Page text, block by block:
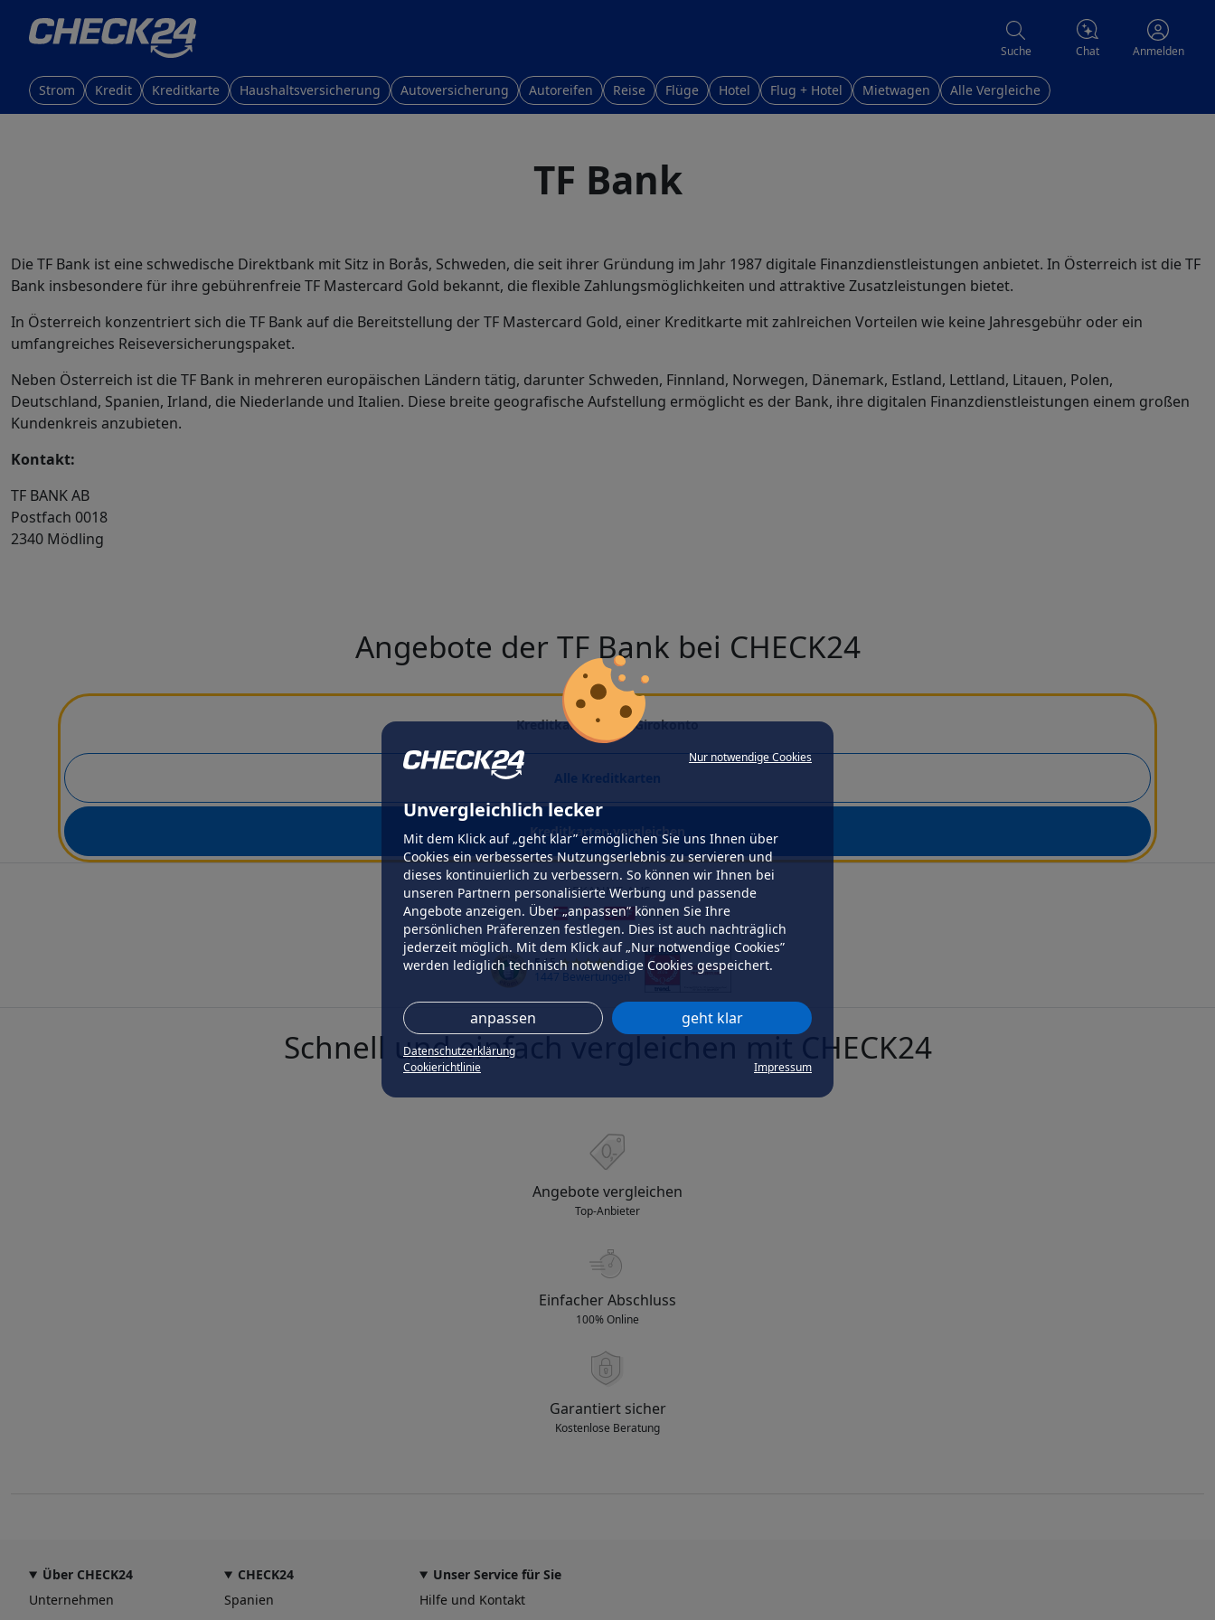
Nur notwendige Cookies
Unvergleichlich lecker
Mit dem Klick auf „geht klar” ermöglichen Sie uns Ihnen über
Cookies ein verbessertes Nutzungserlebnis zu servieren und
dieses kontinuierlich zu verbessern. So können wir Ihnen bei
unseren Partnern personalisierte Werbung und passende
Angebote anzeigen. Über „anpassen” können Sie Ihre
persönlichen Präferenzen festlegen. Dies ist auch nachträglich
jederzeit möglich. Mit dem Klick auf „Nur notwendige Cookies”
werden lediglich technisch notwendige Cookies gespeichert.
anpassen geht klar
Datenschutzerklärung
Cookierichtlinie
Impressum
Suche Chat Anmelden
Strom Kredit Kreditkarte Haushaltsversicherung Autoversicherung Autoreifen Reise Flüge Hotel Flug + Hotel Mietwagen Alle Vergleiche
TF Bank
Die TF Bank ist eine schwedische Direktbank mit Sitz in Borås, Schweden, die seit ihrer Gründung im Jahr 1987 digitale Finanzdienstleistungen anbietet. In Österreich ist die TF
Bank insbesondere für ihre gebührenfreie TF Mastercard Gold bekannt, die flexible Zahlungsmöglichkeiten und attraktive Zusatzleistungen bietet. ​
In Österreich konzentriert sich die TF Bank auf die Bereitstellung der TF Mastercard Gold, einer Kreditkarte mit zahlreichen Vorteilen wie keine Jahresgebühr oder ein
umfangreiches Reiseversicherungspaket.
Neben Österreich ist die TF Bank in mehreren europäischen Ländern tätig, darunter Schweden, Finnland, Norwegen, Dänemark, Estland, Lettland, Litauen, Polen,
Deutschland, Spanien, Irland, die Niederlande und Italien. Diese breite geografische Aufstellung ermöglicht es der Bank, ihre digitalen Finanzdienstleistungen einem großen
Kundenkreis anzubieten.
Kontakt:
TF BANK AB
Postfach 0018
2340 Mödling
Angebote der TF Bank bei CHECK24
Wählen Sie eine Kreditkarte Kreditkarten ohne Girokonto
Alle Kreditkarten
Kreditkarten vergleichen
BEKANNT AUS
5/ 5
1447 Bewertungen
Schnell und einfach vergleichen mit CHECK24
Angebote vergleichen
Top-Anbieter
Einfacher Abschluss
100% Online
Garantiert sicher
Kostenlose Beratung
Über CHECK24
Unternehmen
CHECK24
Spanien
Unser Service für Sie
Hilfe und Kontakt